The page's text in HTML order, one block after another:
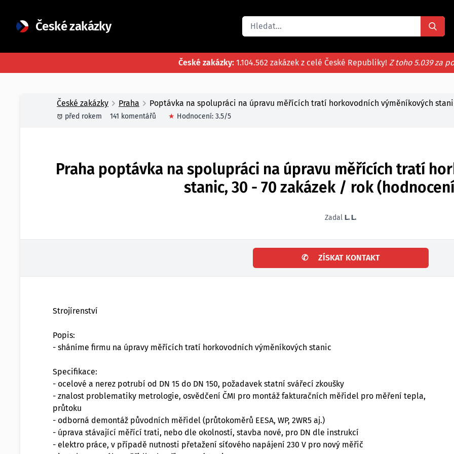
České zakázky
České zakázky: 1.104.562 zakázek z celé České Republiky! Z toho 5.039 za
České zakázky Praha Poptávka na spolupráci na úpravu měřících tratí horkovodních výměníkových
před rokem 141 komentářů ★ Hodnocení: 3.5/5
Praha poptávka na spolupráci na úpravu měřících tratí
stanic, 30 - 70 zakázek / rok
Zadal L. L.
✆ ZÍSKAT KONTAKT
Strojírenství
Popis:
- sháníme firmu na úpravy měřících tratí horkovodních výměníkových stanic
Specifikace:
- ocelové a nerez potrubí od DN 15 do DN 150, požadavek statní svářecí zkoušky
- znalost problematiky metrologie, osvědčení ČMI pro montáž fakturačních měřidel pro měření tepla,
průtoku
- odborná demontáž původních měřidel (průtokoměrů EESA, WP, 2WR5 aj.)
- úprava stávající měřící trati, nebo dle okolností, stavba nové, pro DN dle instrukcí
- elektro práce, v případě nutnosti přetažení síťového napájení 230 V pro nový měřič